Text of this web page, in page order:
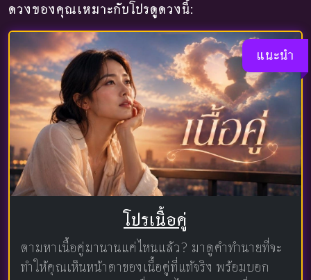
ดวงของคุณเหมาะกับโปรดูดวงนี้:
แนะนำ
โปรเนื้อคู่
ตามหาเนื้อคู่มานานแค่ไหนแล้ว? มาดูคำทำนายที่จะ
ทำให้คุณเห็นหน้าตาของเนื้อคู่ที่แท้จริง พร้อมบอก